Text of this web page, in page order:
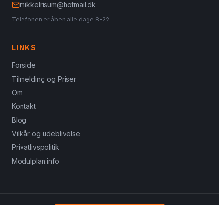
mikkelrisum@hotmail.dk
Telefonen er åben alle dage 8-22
LINKS
Forside
Tilmelding og Priser
Om
Kontakt
Blog
Vilkår og udeblivelse
Privatlivspolitik
Modulplan.info